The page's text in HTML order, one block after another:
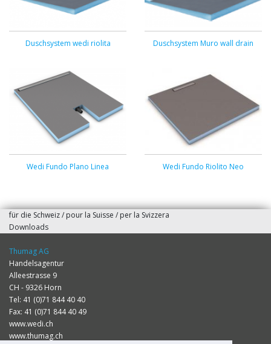
Duschsystem wedi riolita Duschsystem Muro wall drain
Wedi Fundo Plano Linea Wedi Fundo Riolito Neo
für die Schweiz / pour la Suisse / per la Svizzera
Downloads
Thumag AG
Handelsagentur
Alleestrasse 9
CH - 9326 Horn
Tel: 41 (0)71 844 40 40
Fax: 41 (0)71 844 40 49
www.wedi.ch
www.thumag.ch